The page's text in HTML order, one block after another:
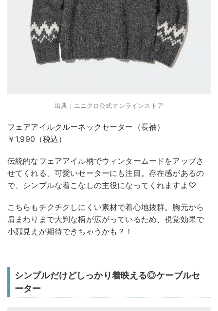
出典：ユニクロ公式オンラインストア
フェアアイルクルーネックセーター（長袖）
￥1,990（税込）
伝統的なフェアアイル柄でウィンタームードをアップさ
せてくれる、可愛いセーターにも注目。存在感があるの
で、シンプルな着こなしの主役になってくれますよ♡
こちらもチクチクしにくい素材で着心地抜群。胸元から
肩まわりまで大判な柄が広がっているため、視覚効果で
小顔見えが期待できちゃうかも？！
シンプルだけどしっかり着映える◎ケーブルセ
ーター